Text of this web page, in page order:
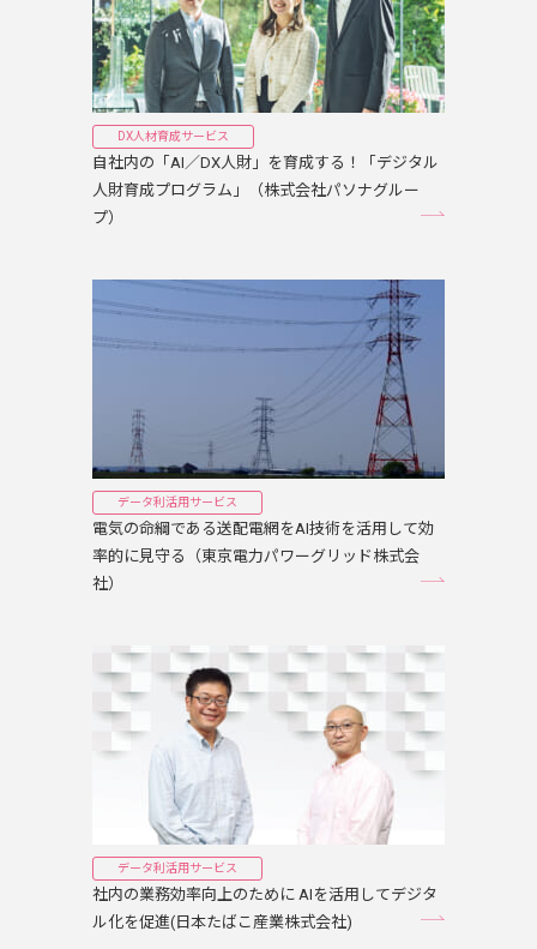
DX人材育成サービス
自社内の「AI／DX人財」を育成する！「デジタル
人財育成プログラム」（株式会社パソナグルー
プ）
データ利活用サービス
電気の命綱である送配電網をAI技術を活用して効
率的に見守る（東京電力パワーグリッド株式会
社）
データ利活用サービス
社内の業務効率向上のために AIを活用してデジタ
ル化を促進(日本たばこ産業株式会社)